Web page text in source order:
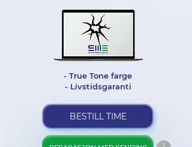
- True Tone farge
- Livstidsgaranti
BESTILL TIME